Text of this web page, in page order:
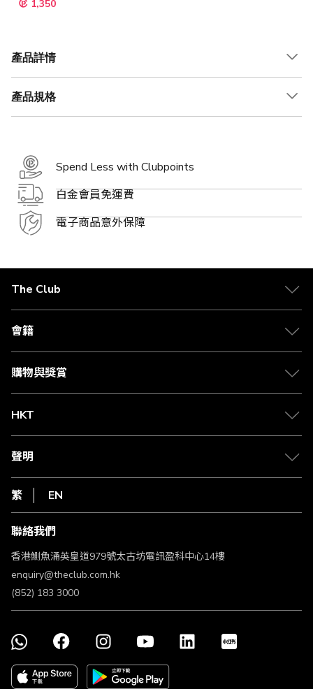
1,350
產品詳情
產品規格
Spend Less with Clubpoints
白金會員免運費
電子商品意外保障
The Club
關於 The Club
合作夥伴
媒體中心
會籍
會籍及專屬禮遇
賺取積分
購物與獎賞
物流與配送
Club Shopping 商品領取站
常見問題
HKT
csl.
1010
HKT
聲明
私隱聲明
使用條款
條款及細則
不歧視及不騷擾聲明
認可牌照及通告
繁 EN
聯絡我們
香港鰂魚涌英皇道979號太古坊電訊盈科中心14樓
enquiry@theclub.com.hk
(852) 183 3000